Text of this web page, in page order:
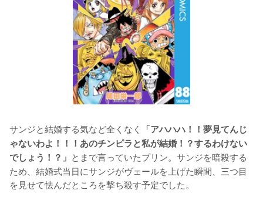
サンジと結婚する気など全くなく
「アハハハ！！夢見てんじ
ゃないわよ！！！あのチンピラと私が結婚！？するわけない
でしょう！？」 とまで言っていたプリン。サンジを暗殺する
ため、結婚式当日にサンジがヴェールを上げた瞬間、三つ目
を見せて怯んだところを撃ち殺す予定でした。